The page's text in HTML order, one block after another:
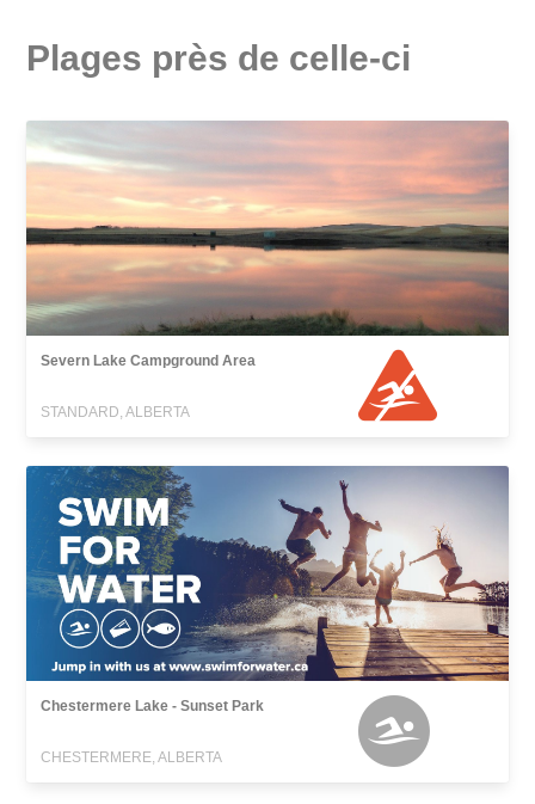
Plages près de celle-ci
Severn Lake Campground Area
STANDARD, ALBERTA
Chestermere Lake - Sunset Park
CHESTERMERE, ALBERTA